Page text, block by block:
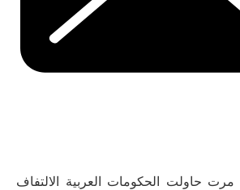
حاولت الحكومات العربية الالتفاف